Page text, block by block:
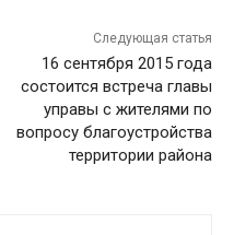
Следующая статья
16 сентября 2015 года
состоится встреча главы
управы с жителями по
вопросу благоустройства
территории района